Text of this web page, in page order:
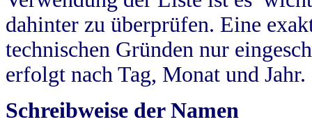
dahinter zu überprüfen. Eine
technischen Gründen nur
erfolgt nach Tag, Monat und Jahr.
Schreibweise der Namen